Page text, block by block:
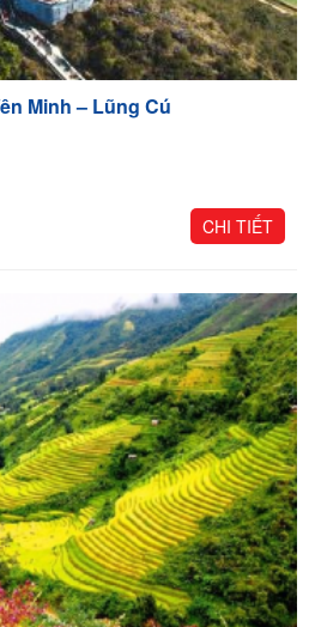
Minh – Lũng Cú
CHI TIẾT